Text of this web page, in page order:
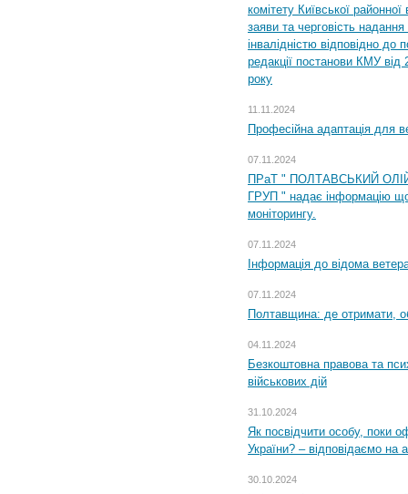
комітету Київської
заяви та черговість надання
інвалідністю відповідно
редакції постанови КМУ
року
11.11.2024
Професійна адаптація для
07.11.2024
ПРаТ " ПОЛТАВСЬКИЙ
ГРУП " надає інформацію
моніторингу.
07.11.2024
Інформація до відома
07.11.2024
Полтавщина: де отримати,
04.11.2024
Безкоштовна правова та
військових дій
31.10.2024
Як посвідчити особу, поки
України? – відповідаємо на
30.10.2024